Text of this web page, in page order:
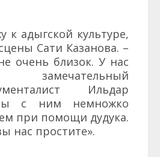
к адыгской культуре,
Сати Казанова. –
очень близок. У нас
Ильдар
с ним немножко
при помощи дудука.
нас простите».